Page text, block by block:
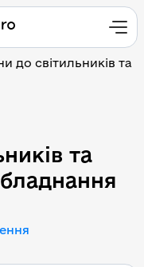
до світильників та
та